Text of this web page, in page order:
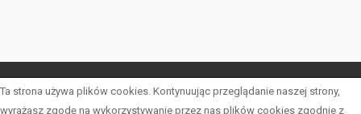
LISTA OFERT
Ta strona używa plików cookies. Kontynuując przeglądanie naszej strony,
wyrażasz zgodę na wykorzystywanie przez nas plików cookies zgodnie z